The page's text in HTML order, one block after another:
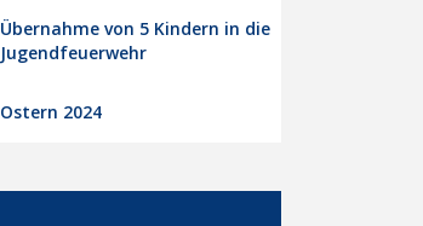
Übernahme von 5 Kindern in die
Jugendfeuerwehr
Ostern 2024